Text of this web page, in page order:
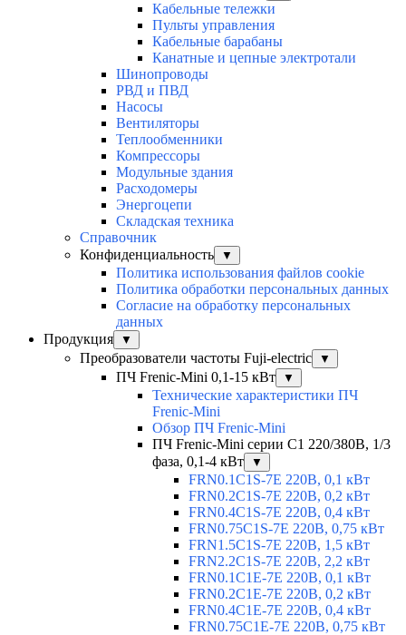
Кабельные тележки
Пульты управления
Кабельные барабаны
Канатные и цепные электротали
Шинопроводы
РВД и ПВД
Насосы
Вентиляторы
Теплообменники
Компрессоры
Модульные здания
Расходомеры
Энергоцепи
Складская техника
Справочник
Конфиденциальность
▼
Политика использования файлов cookie
Политика обработки персональных данных
Согласие на обработку персональных
данных
Продукция
▼
Преобразователи частоты Fuji-electric ▼
ПЧ Frenic-Mini 0,1-15 кВт ▼
Технические характеристики ПЧ
Frenic-Mini
Обзор ПЧ Frenic-Mini
ПЧ Frenic-Mini серии C1 220/380В, 1/3
фаза, 0,1-4 кВт
▼
FRN0.1C1S-7E 220В, 0,1 кВт
FRN0.2C1S-7E 220В, 0,2 кВт
FRN0.4C1S-7E 220В, 0,4 кВт
FRN0.75C1S-7E 220В, 0,75 кВт
FRN1.5C1S-7E 220В, 1,5 кВт
FRN2.2C1S-7E 220В, 2,2 кВт
FRN0.1C1E-7E 220В, 0,1 кВт
FRN0.2C1E-7E 220В, 0,2 кВт
FRN0.4C1E-7E 220В, 0,4 кВт
FRN0.75C1E-7E 220В, 0,75 кВт